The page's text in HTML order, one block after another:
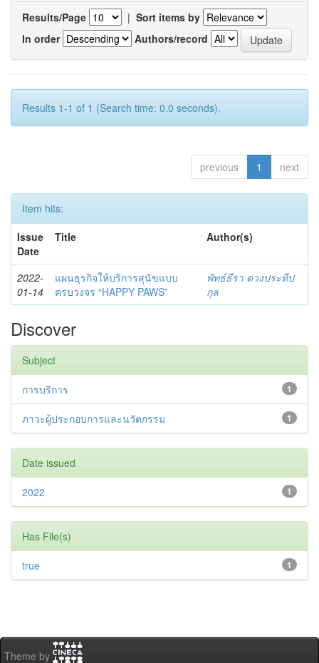
Results/Page | Sort items by
In order
Authors/record
Results 1-1 of 1 (Search time: 0.0 seconds).
previous 1 next
Item hits:
Issue
Date
Title Author(s)
2022-
01-14
แผนธุรกิจให้บริการสุนัขแบบ
ครบวงจร “HAPPY PAWS”
พัทธ์ธีรา ดวงประทีป
กุล
Discover
Subject
1
การบริการ
1
ภาวะผู้ประกอบการและนวัตกรรม
Date issued
1
2022
Has File(s)
1
true
Theme by